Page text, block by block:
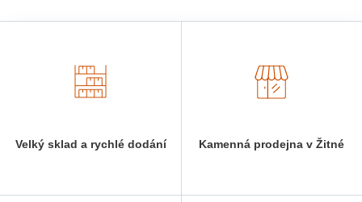
Velký sklad a rychlé dodání Kamenná prodejna v Žitné